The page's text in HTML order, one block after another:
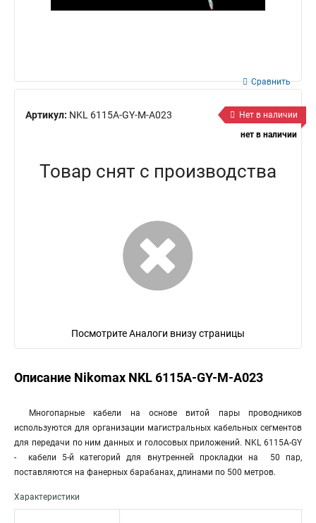
Артикул: NKL 6115A-GY-M-A023
Сравнить
Нет в наличии
нет в наличии
Товар снят с производства
Посмотрите Аналоги внизу страницы
Описание Nikomax NKL 6115A-GY-M-A023
Многопарные кабели на основе витой пары проводников
используются для организации магистральных кабельных сегментов
для передачи по ним данных и голосовых приложений. NKL 6115A-GY
- кабели 5-й категорий для внутренней прокладки на 50 пар,
поставляются на фанерных барабанах, длинами по 500 метров.
Характеристики